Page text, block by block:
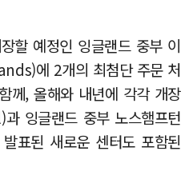
할 예정인 잉글랜드 중부 이
에 2개의 최첨단 주문 처
께, 올해와 내년에 각각 개장
잉글랜드 중부 노스햄프턴
된 새로운 센터도 포함된